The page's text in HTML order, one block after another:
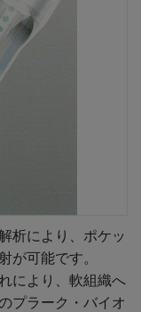
析により、ポケッ
が可能です。
により、軟組織へ
プラーク・バイオ